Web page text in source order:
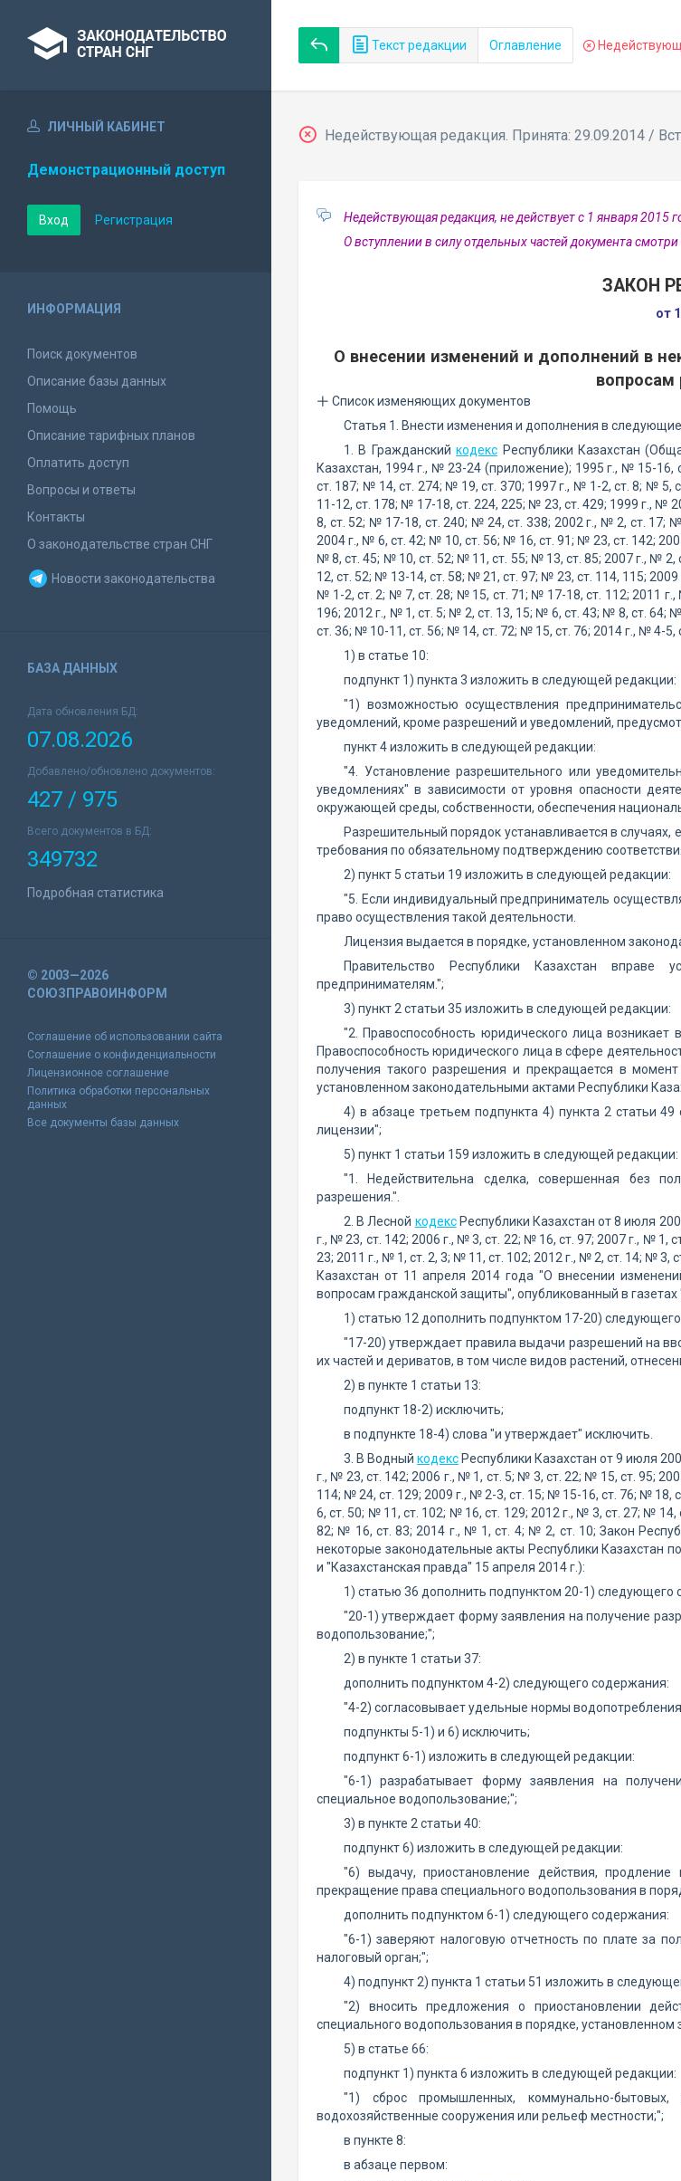
Текст редакции Оглавление
ЛИЧНЫЙ КАБИНЕТ
Демонстрационный доступ
Вход Регистрация
ИНФОРМАЦИЯ
Поиск документов
Описание базы данных
Помощь
Описание тарифных планов
Оплатить доступ
Вопросы и ответы
Контакты
О законодательстве стран СНГ
Новости законодательства
БАЗА ДАННЫХ
Дата обновления БД:
07.08.2026
Добавлено/обновлено документов:
427 / 975
Всего документов в БД:
349732
Подробная статистика
© 2003—2026
СОЮЗПРАВОИНФОРМ
Соглашение об использовании сайта
Соглашение о конфиденциальности
Лицензионное соглашение
Политика обработки персональных
данных
Все документы базы данных
Недействующая редакция. Принята: 29.09.2014 /
Недействующая редакция, не действует с 1 января 2015
О вступлении в силу отдельных частей документа
ЗАКОН
от
О внесении изменений и дополнений в
вопросам
Список изменяющих документов
Статья 1. Внести изменения и дополнения в
1. В Гражданскийкодекс Республики Казахстан
Казахстан, 1994 г., № 23-24 (приложение); 1995 г., № 15-
ст. 187; № 14, ст. 274; № 19, ст. 370; 1997 г., № 1-2, ст. 8; №
11-12, ст. 178; № 17-18, ст. 224, 225; № 23, ст. 429; 1999 г., №
8, ст. 52; № 17-18, ст. 240; № 24, ст. 338; 2002 г., № 2, ст. 17;
2004 г., № 6, ст. 42; № 10, ст. 56; № 16, ст. 91; № 23, ст. 142;
№ 8, ст. 45; № 10, ст. 52; № 11, ст. 55; № 13, ст. 85; 2007 г., №
12, ст. 52; № 13-14, ст. 58; № 21, ст. 97; № 23, ст. 114, 115;
№ 1-2, ст. 2; № 7, ст. 28; № 15, ст. 71; № 17-18, ст. 112; 2011
196; 2012 г., № 1, ст. 5; № 2, ст. 13, 15; № 6, ст. 43; № 8, ст.
ст. 36; № 10-11, ст. 56; № 14, ст. 72; № 15, ст. 76; 2014 г., № 4-5,
1) в статье 10:
подпункт 1) пункта 3 изложить в следующей редакции:
"1) возможностью осуществления
уведомлений, кроме разрешений и уведомлений,
пункт 4 изложить в следующей редакции:
"4. Установление разрешительного или
уведомлениях" в зависимости от уровня опасности
окружающей среды, собственности, обеспечения
Разрешительный порядок устанавливается в
требования по обязательному подтверждению
2) пункт 5 статьи 19 изложить в следующей редакции:
"5. Если индивидуальный предприниматель
право осуществления такой деятельности.
Лицензия выдается в порядке, установленном
Правительство Республики Казахстан вправе
предпринимателям.";
3) пункт 2 статьи 35 изложить в следующей редакции:
"2. Правоспособность юридического лица
Правоспособность юридического лица в сфере
получения такого разрешения и прекращается в
установленном законодательными актами Республики
4) в абзаце третьем подпункта 4) пункта 2 статьи
лицензии";
5) пункт 1 статьи 159 изложить в следующей редакции:
"1. Недействительна сделка, совершенная без
разрешения.".
2. В Лесной кодексРеспублики Казахстан от 8 июля
г., № 23, ст. 142; 2006 г., № 3, ст. 22; № 16, ст. 97; 2007 г., № 1,
23; 2011 г., № 1, ст. 2, 3; № 11, ст. 102; 2012 г., № 2, ст. 14; № 3,
Казахстан от 11 апреля 2014 года "О внесении
вопросам гражданской защиты", опубликованный в
1) статью 12 дополнить подпунктом 17-20)
"17-20) утверждает правила выдачи разрешений на
их частей и дериватов, в том числе видов растений,
2) в пункте 1 статьи 13:
подпункт 18-2) исключить;
в подпункте 18-4) слова "и утверждает" исключить.
3. В Водныйкодекс Республики Казахстан от 9 июля
г., № 23, ст. 142; 2006 г., № 1, ст. 5; № 3, ст. 22; № 15, ст. 95;
114; № 24, ст. 129; 2009 г., № 2-3, ст. 15; № 15-16, ст. 76; № 18,
6, ст. 50; № 11, ст. 102; № 16, ст. 129; 2012 г., № 3, ст. 27; №
82; № 16, ст. 83; 2014 г., № 1, ст. 4; № 2, ст. 10; Закон
некоторые законодательные акты Республики Казахстан
и "Казахстанская правда" 15 апреля 2014 г.):
1) статью 36 дополнить подпунктом 20-1) следующего
"20-1) утверждает форму заявления на получение
водопользование;";
2) в пункте 1 статьи 37:
дополнить подпунктом 4-2) следующего содержания:
"4-2) согласовывает удельные нормы
подпункты 5-1) и 6) исключить;
подпункт 6-1) изложить в следующей редакции:
"6-1) разрабатывает форму заявления на
специальное водопользование;";
3) в пункте 2 статьи 40:
подпункт 6) изложить в следующей редакции:
"6) выдачу, приостановление действия,
прекращение права специального водопользования в
дополнить подпунктом 6-1) следующего содержания:
"6-1) заверяют налоговую отчетность по плате за
налоговый орган;";
4) подпункт 2) пункта 1 статьи 51 изложить в
"2) вносить предложения о приостановлении
специального водопользования в порядке, установленном
5) в статье 66:
подпункт 1) пункта 6 изложить в следующей редакции:
"1) сброс промышленных, коммунально-
водохозяйственные сооружения или рельеф местности;";
в пункте 8:
в абзаце первом: